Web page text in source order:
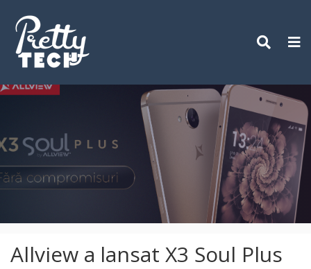
content
Allview a lansat X3 Soul Plus